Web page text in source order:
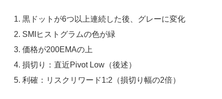
黒ドットが6つ以上連続した後、グレーに変化
SMIヒストグラムの色が緑
価格が200EMAの上
損切り：直近Pivot Low（後述）
利確：リスクリワード1:2（損切り幅の2倍）